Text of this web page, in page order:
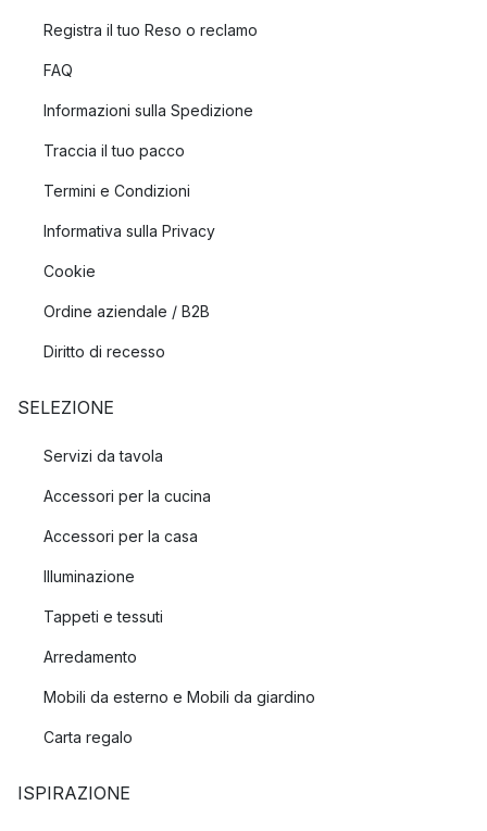
Registra il tuo Reso o reclamo
FAQ
Informazioni sulla Spedizione
Traccia il tuo pacco
Termini e Condizioni
Informativa sulla Privacy
Cookie
Ordine aziendale / B2B
Diritto di recesso
SELEZIONE
Servizi da tavola
Accessori per la cucina
Accessori per la casa
Illuminazione
Tappeti e tessuti
Arredamento
Mobili da esterno e Mobili da giardino
Carta regalo
ISPIRAZIONE